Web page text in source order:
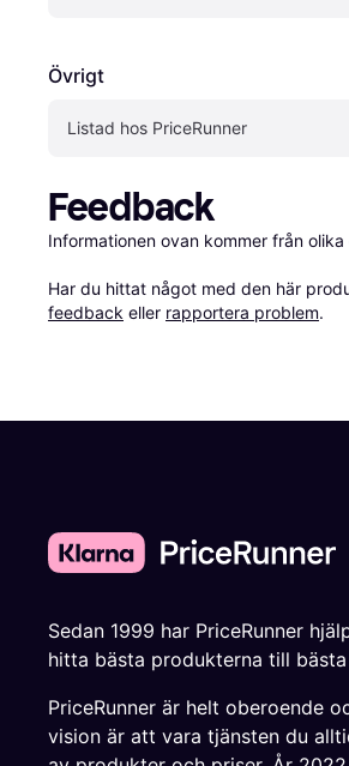
Övrigt
Listad hos PriceRunner
Feedback
Informationen ovan kommer från
Har du hittat något med den här
feedback eller rapportera problem.
Sedan 1999 har PriceRunner
hitta bästa produkterna till bästa
PriceRunner är helt oberoende
vision är att vara tjänsten du